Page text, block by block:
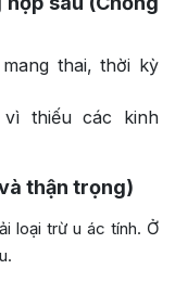
thai, thời kỳ
thiếu các kinh
thận trọng)
loại trừ u ác tính. Ở